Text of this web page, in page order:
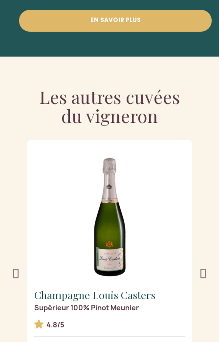
EN SAVOIR PLUS
Les autres cuvées
du vigneron
Champagne Louis Casters
Supérieur 100% Pinot Meunier
4.8/5